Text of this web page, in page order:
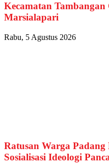
Kecamatan
Marsialapari
Rabu, 5 Agustus 2026
Ratusan Warga
Sosialisasi Ideologi